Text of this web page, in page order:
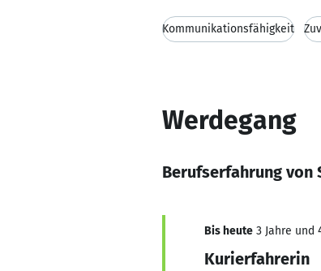
Kommunikationsfähigkeit
Werdegang
Berufserfahrung von
Bis heute 3 Jahre und
Kurierfahrerin